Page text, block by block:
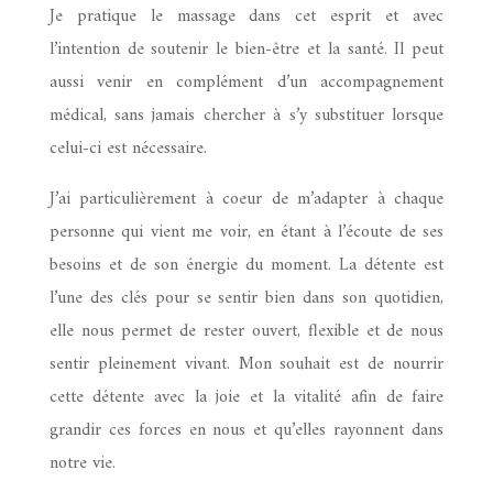
Je pratique le massage dans cet esprit et avec
l’intention de soutenir le bien-être et la santé. Il peut
aussi venir en complément d’un accompagnement
médical, sans jamais chercher à s’y substituer lorsque
celui-ci est nécessaire.
J’ai particulièrement à coeur de m’adapter à chaque
personne qui vient me voir, en étant à l’écoute de ses
besoins et de son énergie du moment. La détente est
l’une des clés pour se sentir bien dans son quotidien,
elle nous permet de rester ouvert, flexible et de nous
sentir pleinement vivant. Mon souhait est de nourrir
cette détente avec la joie et la vitalité afin de faire
grandir ces forces en nous et qu’elles rayonnent dans
notre vie.